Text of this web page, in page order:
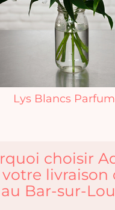
Lys Blancs
choisir
livraison
au Bar-sur-